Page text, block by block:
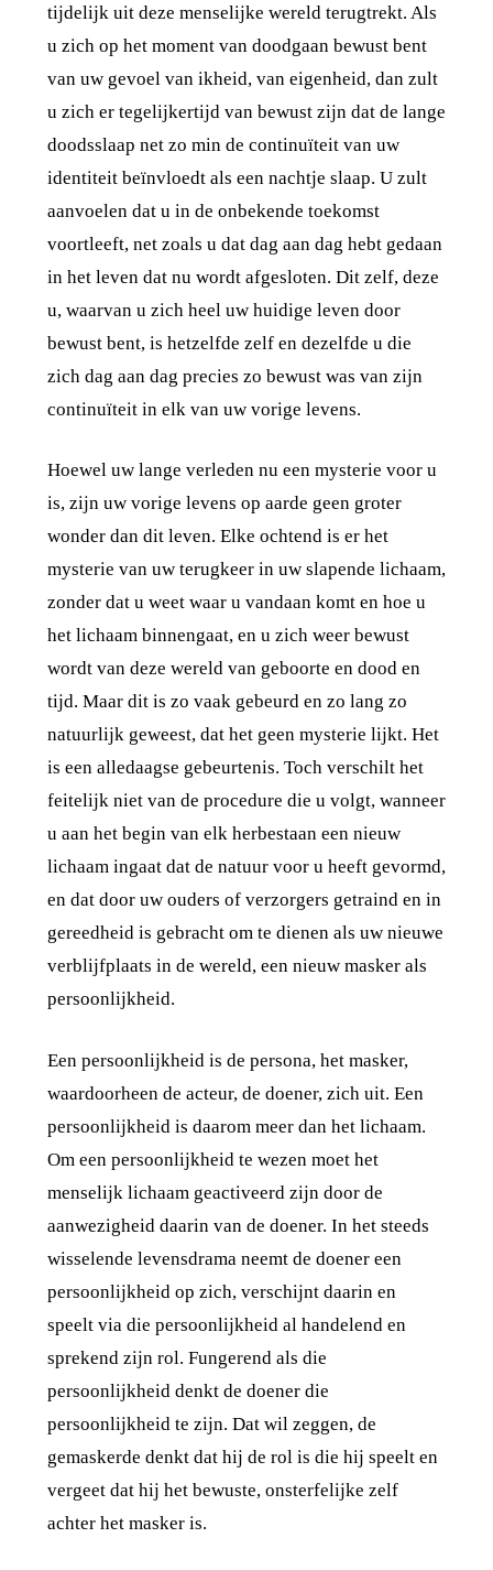
tijdelijk uit deze menselijke wereld terugtrekt. Als
u zich op het moment van doodgaan bewust bent
van uw gevoel van ikheid, van eigenheid, dan zult
u zich er tegelijkertijd van bewust zijn dat de lange
doodsslaap net zo min de continuïteit van uw
identiteit beïnvloedt als een nachtje slaap. U zult
aanvoelen dat u in de onbekende toekomst
voortleeft, net zoals u dat dag aan dag hebt gedaan
in het leven dat nu wordt afgesloten. Dit zelf, deze
u, waarvan u zich heel uw huidige leven door
bewust bent, is hetzelfde zelf en dezelfde u die
zich dag aan dag precies zo bewust was van zijn
continuïteit in elk van uw vorige levens.
Hoewel uw lange verleden nu een mysterie voor u
is, zijn uw vorige levens op aarde geen groter
wonder dan dit leven. Elke ochtend is er het
mysterie van uw terugkeer in uw slapende lichaam,
zonder dat u weet waar u vandaan komt en hoe u
het lichaam binnengaat, en u zich weer bewust
wordt van deze wereld van geboorte en dood en
tijd. Maar dit is zo vaak gebeurd en zo lang zo
natuurlijk geweest, dat het geen mysterie lijkt. Het
is een alledaagse gebeurtenis. Toch verschilt het
feitelijk niet van de procedure die u volgt, wanneer
u aan het begin van elk herbestaan een nieuw
lichaam ingaat dat de natuur voor u heeft gevormd,
en dat door uw ouders of verzorgers getraind en in
gereedheid is gebracht om te dienen als uw nieuwe
verblijfplaats in de wereld, een nieuw masker als
persoonlijkheid.
Een persoonlijkheid is de persona, het masker,
waardoorheen de acteur, de doener, zich uit. Een
persoonlijkheid is daarom meer dan het lichaam.
Om een persoonlijkheid te wezen moet het
menselijk lichaam geactiveerd zijn door de
aanwezigheid daarin van de doener. In het steeds
wisselende levensdrama neemt de doener een
persoonlijkheid op zich, verschijnt daarin en
speelt via die persoonlijkheid al handelend en
sprekend zijn rol. Fungerend als die
persoonlijkheid denkt de doener die
persoonlijkheid te zijn. Dat wil zeggen, de
gemaskerde denkt dat hij de rol is die hij speelt en
vergeet dat hij het bewuste, onsterfelijke zelf
achter het masker is.